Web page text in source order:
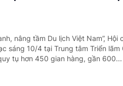
nâng tầm Du lịch Việt Nam”, Hội
sáng 10/4 tại Trung tâm Triển lãm
tụ hơn 450 gian hàng, gần 600...